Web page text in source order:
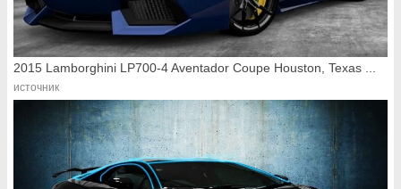
2015 Lamborghini LP700-4 Aventador Coupe Houston, Texas ...
источник